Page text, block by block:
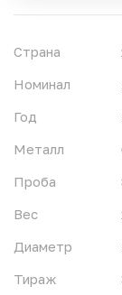
1ч.
Страна
Номинал
Год
Металл
Проба
Вес
Диаметр
Тираж